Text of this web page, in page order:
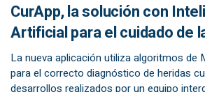
CurApp, la solución con
Artificial para el cuidado de
La nueva aplicación utiliza algoritmos de
para el correcto diagnóstico de heridas
desarrollos realizados por un equipo